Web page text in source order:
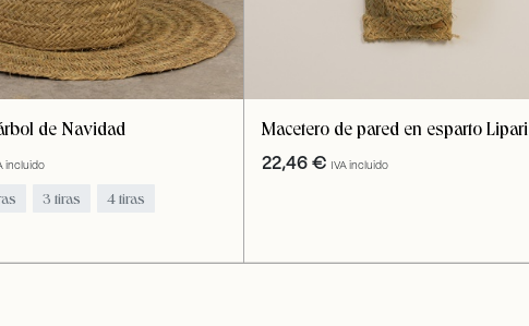
de Navidad
incluido
3 tiras
4 tiras
Macetero de pared en esparto Lipari
22,46 € IVA incluido